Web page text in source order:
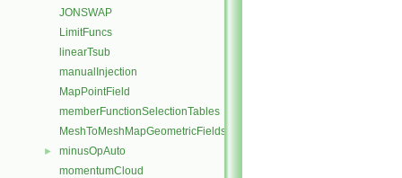
JONSWAP
LimitFuncs
linearTsub
manualInjection
MapPointField
memberFunctionSelectionTables
MeshToMeshMapGeometricFields
►
minusOpAuto
momentumCloud